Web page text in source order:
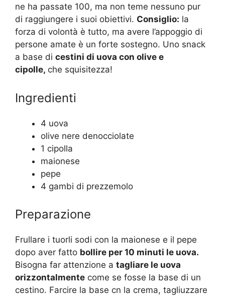
ne ha passate 100, ma non teme nessuno pur
di raggiungere i suoi obiettivi. Consiglio: la
forza di volontà è tutto, ma avere l’appoggio di
persone amate è un forte sostegno. Uno snack
a base di cestini di uova con olive e
cipolle, che squisitezza!
Ingredienti
4 uova
olive nere denocciolate
1 cipolla
maionese
pepe
4 gambi di prezzemolo
Preparazione
Frullare i tuorli sodi con la maionese e il pepe
dopo aver fatto bollire per 10 minuti le uova.
Bisogna far attenzione a tagliare le uova
orizzontalmente come se fosse la base di un
cestino. Farcire la base cn la crema, tagliuzzare